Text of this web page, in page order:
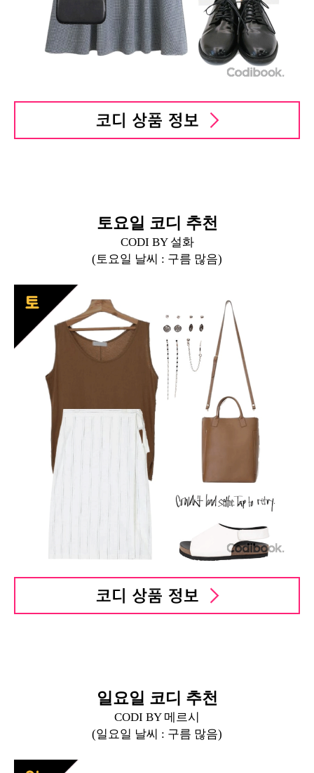
토요일 코디 추천
CODI BY 설화
(토요일 날씨 : 구름 많음)
일요일 코디 추천
CODI BY 메르시
(일요일 날씨 : 구름 많음)